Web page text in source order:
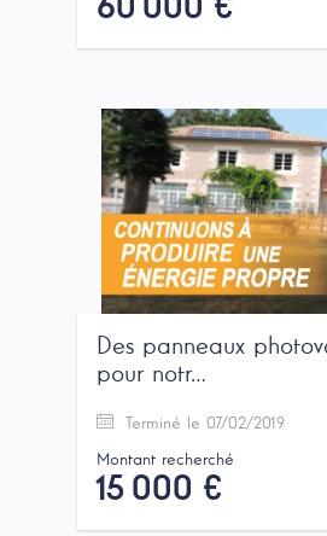
60 000 €
Des panneaux
pour notr…
Terminé le 07/02/2019
Montant recherché
15 000 €